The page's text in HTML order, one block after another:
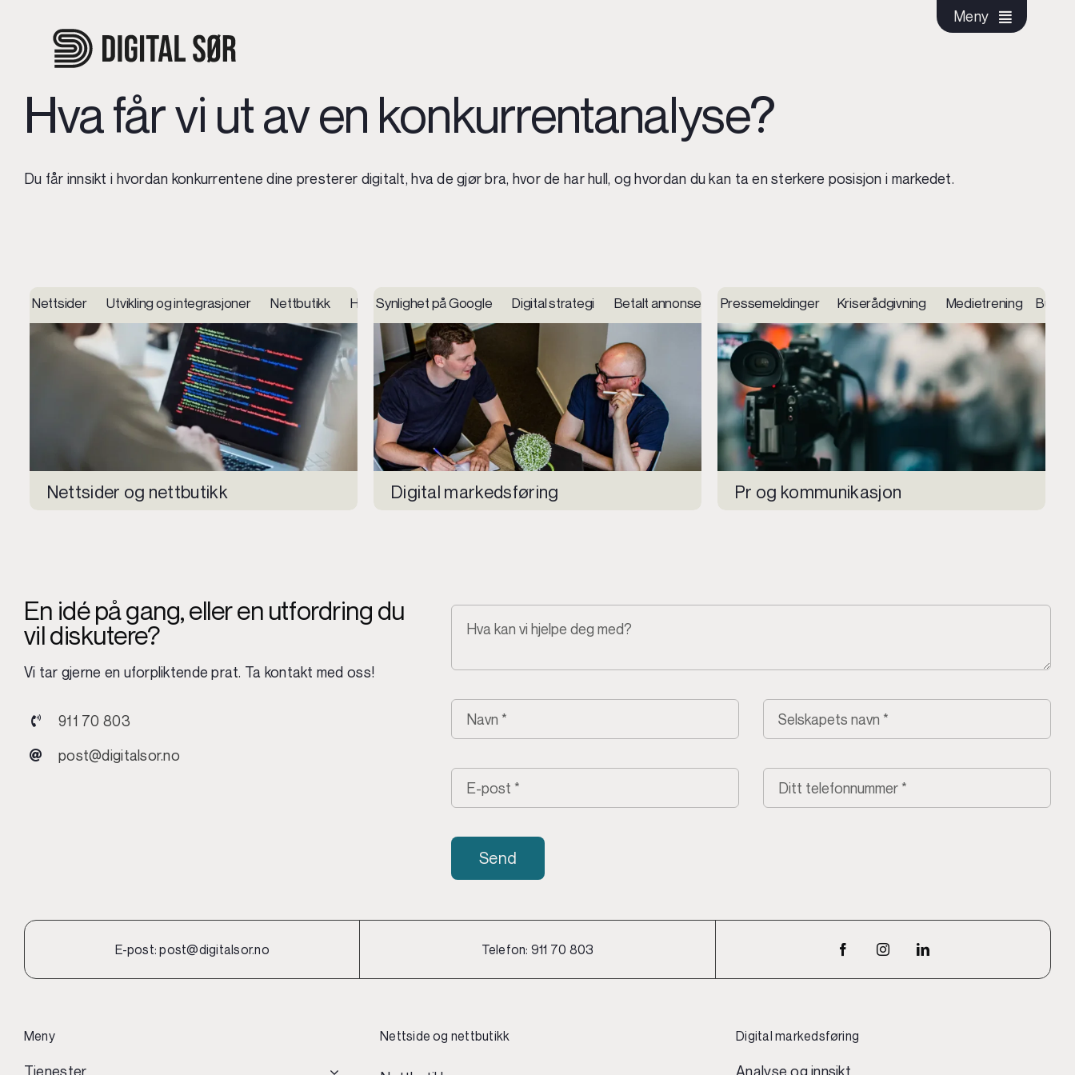
Meny
Hva får vi ut av en konkurrentanalyse?
Du får innsikt i hvordan konkurrentene dine presterer digitalt, hva de gjør bra, hvor de har hull, og hvordan du kan ta en sterkere posisjon i markedet.
Nettsider Utvikling og integrasjoner Nettbutikk Hosting og support UX, prototyping, brukertesting Nettsider Utvikling og integrasjoner Nettbutikk Hosting og
Nettsider og nettbutikk
Synlighet på Google Digital strategi Betalt annonsering i sosiale medier Innhold og sosiale medier Konsept og
Digital markedsføring
Pressemeldinger Kriserådgivning Medietrening
Pr og kommunikasjon
En idé på gang, eller en utfordring du
vil diskutere?
Vi tar gjerne en uforpliktende prat. Ta kontakt med oss!
911 70 803
post@digitalsor.no
Send
E-post:post@digitalsor.no Telefon: 911 70 803
Meny
Tjenester
Nettside og nettbutikk Digital markedsføring
Analyse og innsikt